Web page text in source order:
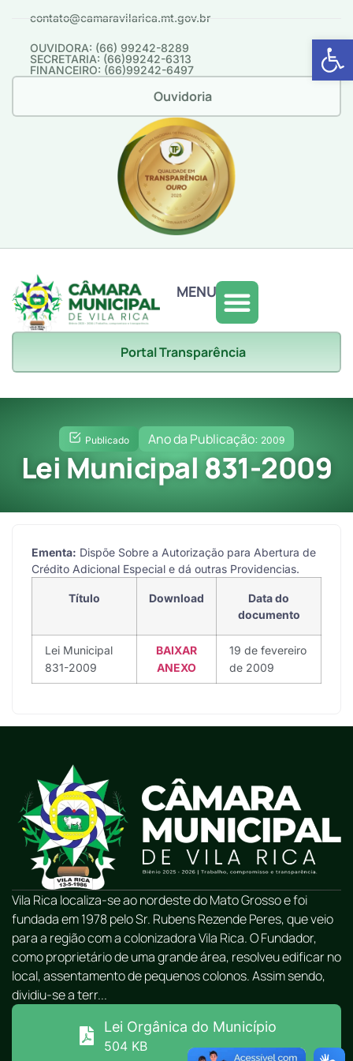
Abrir
contato@camaravilarica.mt.gov.br
OUVIDORA: (66) 99242-8289
SECRETARIA: (66)99242-6313
FINANCEIRO: (66)99242-6497
Ouvidoria
MENU
Portal Transparência
Publicado Ano da Publicação: 2009
Lei Municipal 831-2009
Ementa: Dispõe Sobre a Autorização para Abertura de
Crédito Adicional Especial e dá outras Providencias.
Título Download
Data do
documento
Lei Municipal
831-2009
BAIXAR
ANEXO
19 de fevereiro
de 2009
Vila Rica localiza-se ao nordeste do Mato Grosso e foi
fundada em 1978 pelo Sr. Rubens Rezende Peres, que veio
para a região com a colonizadora Vila Rica. O Fundador,
como proprietário de uma grande área, resolveu edificar no
local, assentamento de pequenos colonos. Assim sendo,
dividiu-se a terr...
Lei Orgânica do Município
504 KB